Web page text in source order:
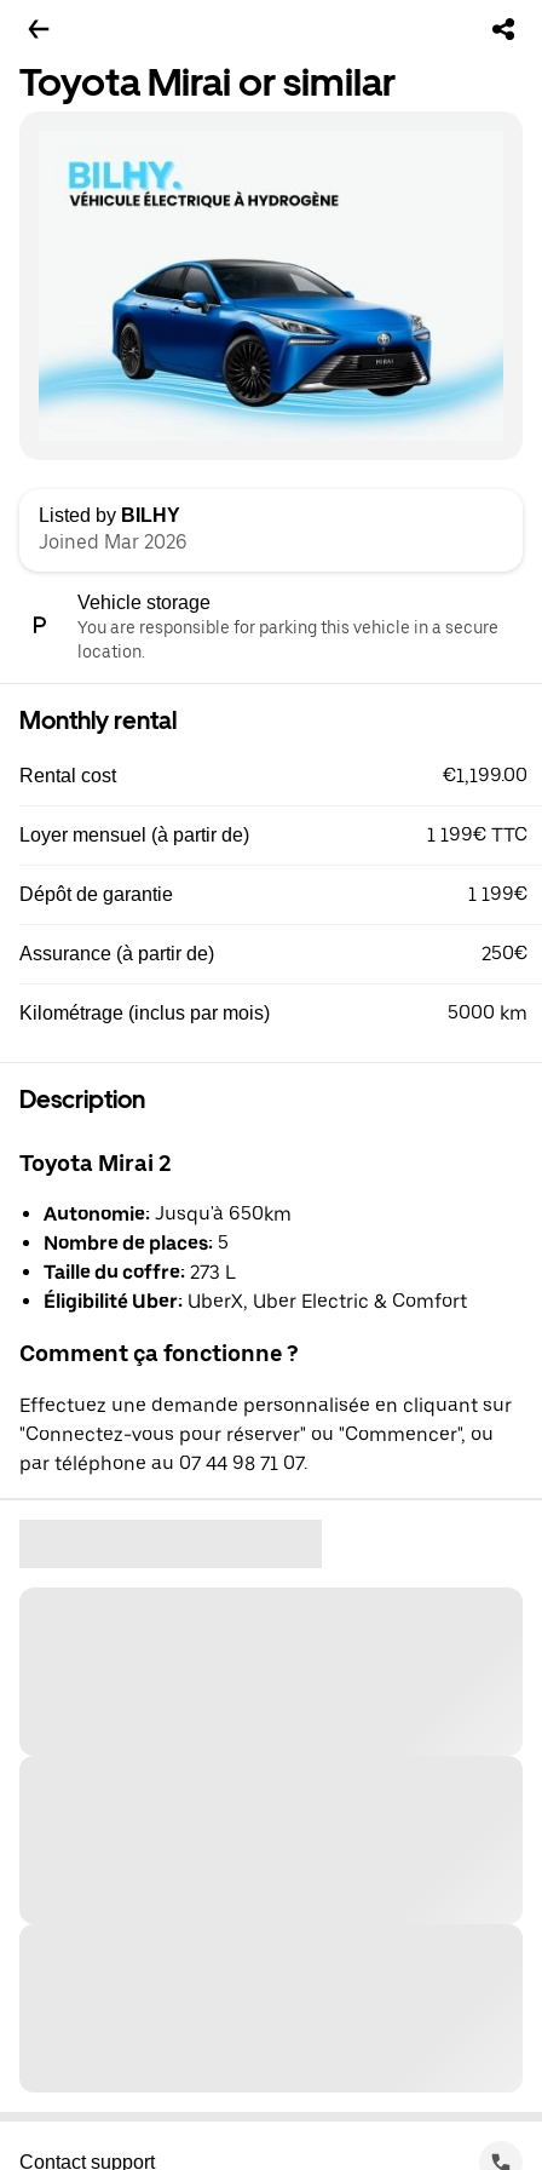
Toyota Mirai or similar
Listed by BILHY
Joined Mar 2026
Vehicle storage
You are responsible for parking this vehicle in a secure
location.
Monthly rental
Rental cost €1,199.00
Loyer mensuel (à partir de) 1 199€ TTC
Dépôt de garantie 1 199€
Assurance (à partir de) 250€
Kilométrage (inclus par mois) 5000 km
Description
Toyota Mirai 2
Autonomie: Jusqu'à 650km
Nombre de places: 5
Taille du coffre: 273 L
Éligibilité Uber: UberX, Uber Electric & Comfort
Comment ça fonctionne ?
Effectuez une demande personnalisée en cliquant sur
"Connectez-vous pour réserver" ou "Commencer", ou
par téléphone au 07 44 98 71 07.
Contact support